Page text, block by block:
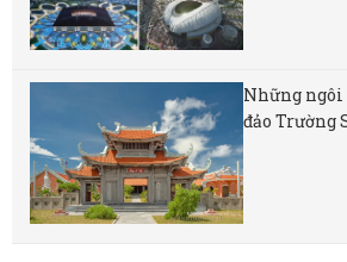
Những ngôi
đảo Trường